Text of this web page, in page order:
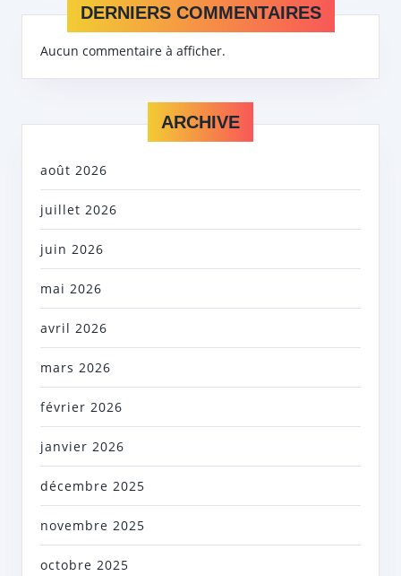
DERNIERS COMMENTAIRES
Aucun commentaire à afficher.
ARCHIVE
août 2026
juillet 2026
juin 2026
mai 2026
avril 2026
mars 2026
février 2026
janvier 2026
décembre 2025
novembre 2025
octobre 2025